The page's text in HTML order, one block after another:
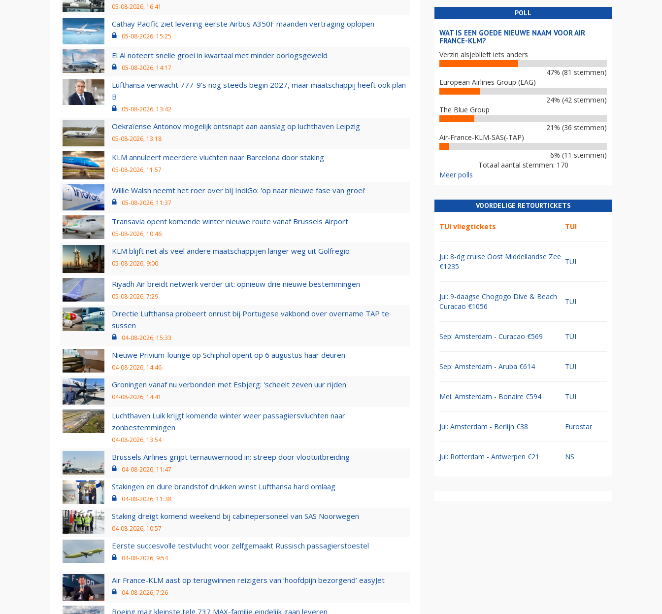
05-08-2026, 16:41
Cathay Pacific ziet levering eerste Airbus A350F maanden vertraging oplopen
05-08-2026, 15:25
El Al noteert snelle groei in kwartaal met minder oorlogsgeweld
05-08-2026, 14:17
Lufthansa verwacht 777-9’s nog steeds begin 2027, maar maatschappij heeft ook plan
B
05-08-2026, 13:42
Oekraïense Antonov mogelijk ontsnapt aan aanslag op luchthaven Leipzig
05-08-2026, 13:18
KLM annuleert meerdere vluchten naar Barcelona door staking
05-08-2026, 11:57
Willie Walsh neemt het roer over bij IndiGo: 'op naar nieuwe fase van groei'
05-08-2026, 11:37
Transavia opent komende winter nieuwe route vanaf Brussels Airport
05-08-2026, 10:46
KLM blijft net als veel andere maatschappijen langer weg uit Golfregio
05-08-2026, 9:00
Riyadh Air breidt netwerk verder uit: opnieuw drie nieuwe bestemmingen
05-08-2026, 7:29
Directie Lufthansa probeert onrust bij Portugese vakbond over overname TAP te
sussen
04-08-2026, 15:33
Nieuwe Privium-lounge op Schiphol opent op 6 augustus haar deuren
04-08-2026, 14:46
Groningen vanaf nu verbonden met Esbjerg: 'scheelt zeven uur rijden'
04-08-2026, 14:41
Luchthaven Luik krijgt komende winter weer passagiersvluchten naar
zonbestemmingen
04-08-2026, 13:54
Brussels Airlines grijpt ternauwernood in: streep door vlootuitbreiding
04-08-2026, 11:47
Stakingen en dure brandstof drukken winst Lufthansa hard omlaag
04-08-2026, 11:38
Staking dreigt komend weekend bij cabinepersoneel van SAS Noorwegen
04-08-2026, 10:57
Eerste succesvolle testvlucht voor zelfgemaakt Russisch passagierstoestel
04-08-2026, 9:54
Air France-KLM aast op terugwinnen reizigers van ‘hoofdpijn bezorgend’ easyJet
04-08-2026, 7:26
Boeing mag kleinste telg 737 MAX-familie eindelijk gaan leveren
POLL
WAT IS EEN GOEDE NIEUWE NAAM VOOR AIR
FRANCE-KLM?
Verzin alsjeblieft iets anders
47% (81 stemmen)
European Airlines Group (EAG)
24% (42 stemmen)
The Blue Group
21% (36 stemmen)
Air-France-KLM-SAS(-TAP)
6% (11 stemmen)
Totaal aantal stemmen: 170
Meer polls
VOORDELIGE RETOURTICKETS
TUI vliegtickets TUI
Jul: 8-dg cruise Oost Middellandse Zee
€1235
TUI
Jul: 9-daagse Chogogo Dive & Beach
Curacao €1056
TUI
Sep: Amsterdam - Curacao €569 TUI
Sep: Amsterdam - Aruba €614 TUI
Mei: Amsterdam - Bonaire €594 TUI
Jul: Amsterdam - Berlijn €38 Eurostar
Jul: Rotterdam - Antwerpen €21 NS